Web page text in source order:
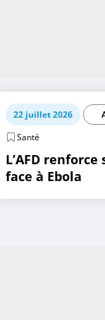
22 juillet 2026
Santé
L’AFD
face à Ebola